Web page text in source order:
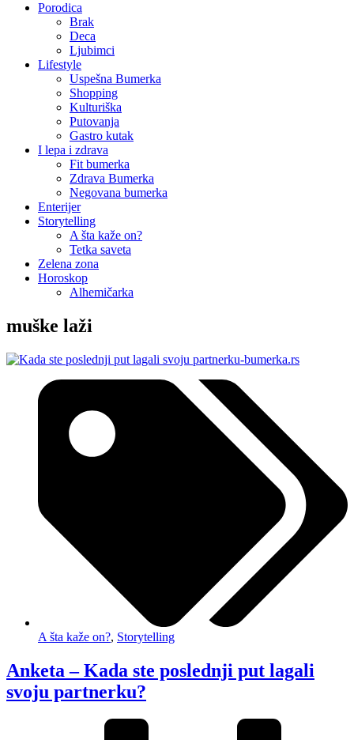
Porodica
Brak
Deca
Ljubimci
Lifestyle
Uspešna Bumerka
Shopping
Kulturiška
Putovanja
Gastro kutak
I lepa i zdrava
Fit bumerka
Zdrava Bumerka
Negovana bumerka
Enterijer
Storytelling
A šta kaže on?
Tetka saveta
Zelena zona
Horoskop
Alhemičarka
muške laži
A šta kaže on?, Storytelling
Anketa – Kada ste poslednji put lagali
svoju partnerku?